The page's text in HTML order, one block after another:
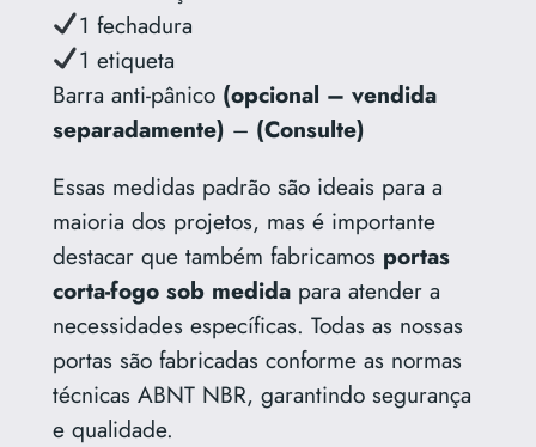
1 fechadura
1 etiqueta
Barra anti-pânico (opcional – vendida
separadamente) – (Consulte)
Essas medidas padrão são ideais para a
maioria dos projetos, mas é importante
destacar que também fabricamos portas
corta-fogo sob medidapara atender a
necessidades específicas. Todas as nossas
portas são fabricadas conforme as normas
técnicas ABNT NBR, garantindo segurança
e qualidade.